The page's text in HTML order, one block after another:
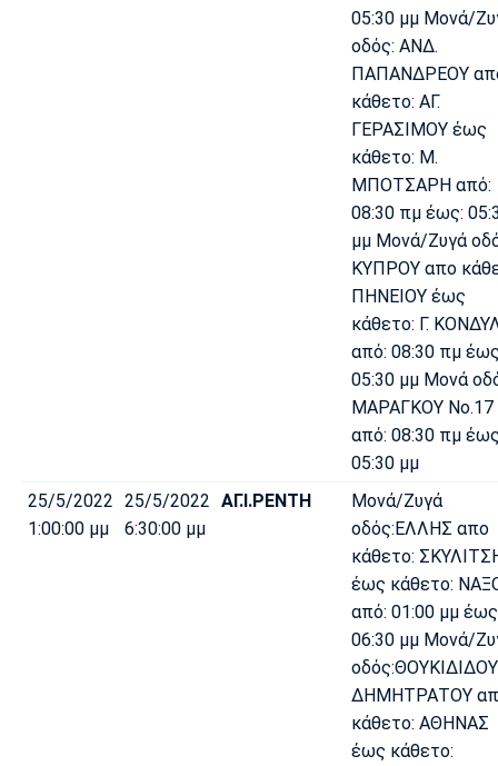
05:30 μμ Μονά/
οδός: ΑΝΔ.
ΠΑΠΑΝΔΡΕΟΥ
κάθετο: ΑΓ.
ΓΕΡΑΣΙΜΟΥ έως
κάθετο: Μ.
ΜΠΟΤΣΑΡΗ από:
08:30 πμ έως:
μμ Μονά/Ζυγά
ΚΥΠΡΟΥ απο
ΠΗΝΕΙΟΥ έως
κάθετο: Γ.
από: 08:30 πμ
05:30 μμ Μονά
ΜΑΡΑΓΚΟΥ Νο.17
από: 08:30 πμ
05:30 μμ
25/5/2022
1:00:00 μμ
25/5/2022
6:30:00 μμ
ΑΓ.Ι.ΡΕΝΤΗ
Μονά/Ζυγά
οδός:ΕΛΛΗΣ απο
κάθετο:
έως κάθετο:
από: 01:00 μμ
06:30 μμ Μονά/
ΔΗΜΗΤΡΑΤΟΥ
κάθετο: ΑΘΗΝΑΣ
έως κάθετο: